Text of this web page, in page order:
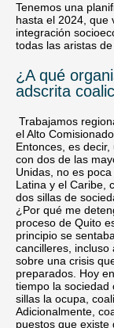
Tenemos una
hasta el 2024, que
integración
todas las aristas
¿A qué
adscrita
Trabajamos
el Alto
Entonces, es
con dos de las
Unidas, no es
Latina y el Caribe,
dos sillas de
¿Por qué me
proceso de Quito
principio se
cancilleres,
sobre una crisis
preparados. Hoy
tiempo la sociedad
sillas la ocupa,
Adicionalmente,
puestos que existe